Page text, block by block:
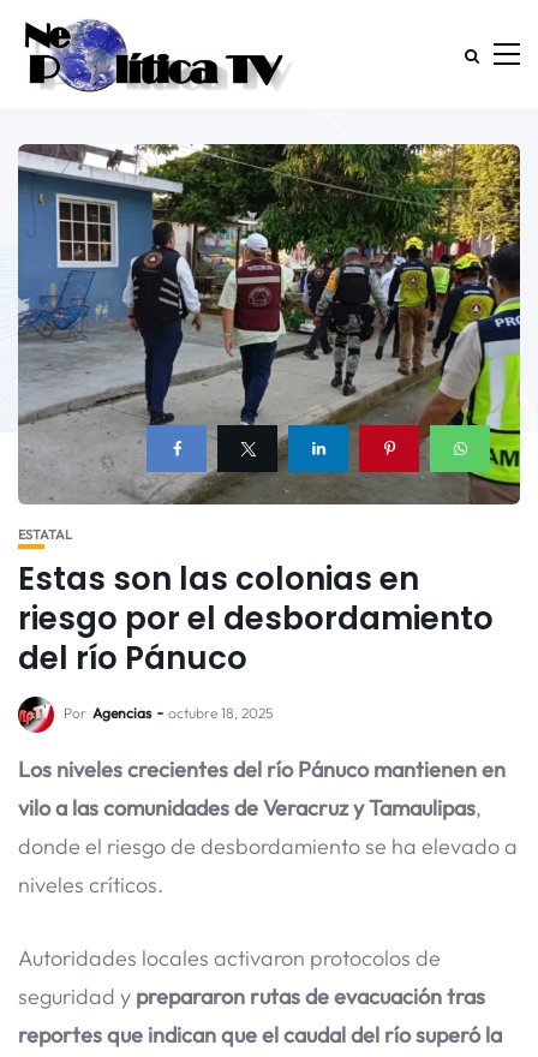
ESTATAL
Estas son las colonias en
riesgo por el desbordamiento
del río Pánuco
Por Agencias octubre 18, 2025
Los niveles crecientes del río Pánuco mantienen en
vilo a las comunidades de Veracruz y Tamaulipas,
donde el riesgo de desbordamiento se ha elevado a
niveles críticos.
Autoridades locales activaron protocolos de
seguridad y prepararon rutas de evacuación tras
reportes que indican que el caudal del río superó la